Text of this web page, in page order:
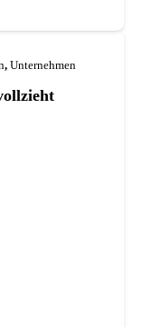
, Unternehmen